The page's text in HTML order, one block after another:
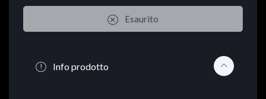
Esaurito
Info prodotto